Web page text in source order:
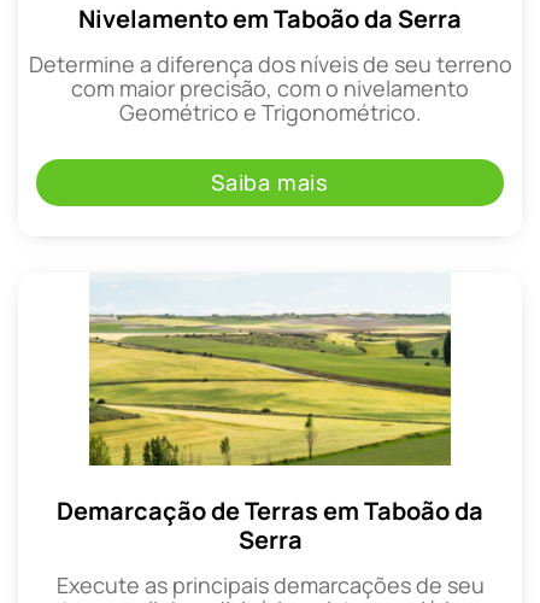
Nivelamento em Taboão da Serra
Determine a diferença dos níveis de seu terreno
com maior precisão, com o nivelamento
Geométrico e Trigonométrico.
Saiba mais
Demarcação de Terras em Taboão da
Serra
Execute as principais demarcações de seu